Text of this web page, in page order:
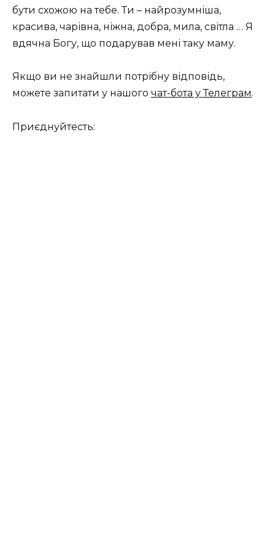
бути схожою на тебе. Ти – найрозумніша,
красива, чарівна, ніжна, добра, мила, світла … Я
вдячна Богу, що подарував мені таку маму.
Якщо ви не знайшли потрібну відповідь,
можете запитати у нашого чат-бота у Телеграм.
Приєднуйтесть: